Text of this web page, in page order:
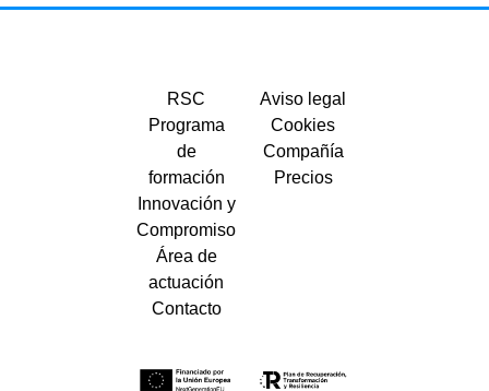
RSC
Programa
de
formación
Innovación y
Compromiso
Área de
actuación
Contacto
Aviso legal
Cookies
Compañía
Precios